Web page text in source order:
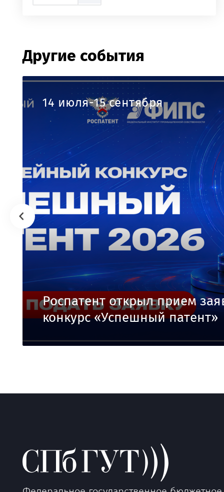
Другие события
14 июля-15 сентября
Роспатент открыл прием
конкурс «Успешный патент»